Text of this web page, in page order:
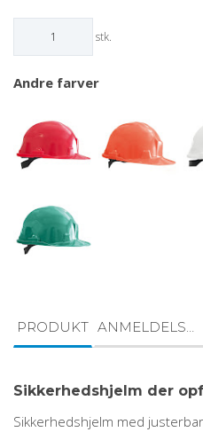
stk.
Andre farver
PRODUKT ANMELDELSER
Sikkerhedshjelm der
Sikkerhedshjelm med